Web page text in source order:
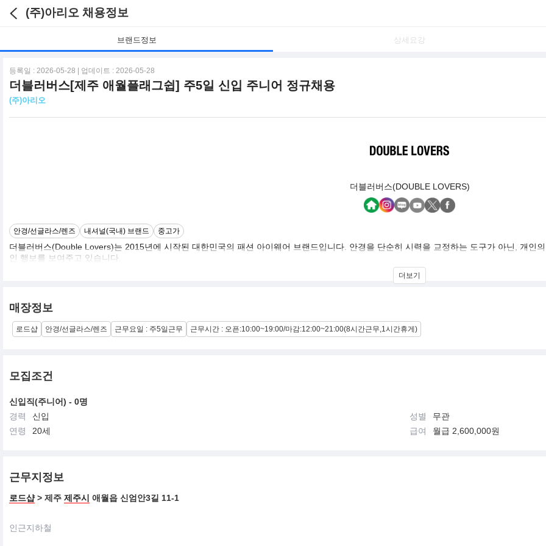
(주)아리오 채용정보
브랜드정보 상세요강
등록일 : 2026-05-28 | 업데이트 : 2026-05-28
더블러버스[제주 애월플래그쉽] 주5일 신입 주니어 정규채용
(주)아리오
더블러버스(DOUBLE LOVERS)
안경/선글라스/렌즈 내셔널(국내) 브랜드 중고가
더블러버스(Double Lovers)는 2015년에 시작된 대한민국의 패션 아이웨어 브랜드입니다. 안경을 단순히 시력을 교정하는 도구가 아닌, 개인
인 행보를 보여주고 있습니다.
Affordable Luxury: 하이패션의 감도를 유지하면서도 합리적인 가격대를 제공하여, 대중이 쉽게 접근할 수 있는 럭셔리 경험을 목표로 합니다.
타겟층: 주로 20~30대 여성을 타겟으로 하며, 실제로 고객의 70~80%가 여성입니다. 최근에는 글로벌 관광객들에게도 인기가 높아 오프라인
을 달성하며 도약하고 있습니다.
더보기
매장정보
로드샵 안경/선글라스/렌즈 근무요일 : 주5일근무 근무시간 : 오픈:10:00~19:00/마감:12:00~21:00(8시간근무,1시간휴게)
모집조건
신입직(주니어) - 0명
경력
신입 성별
무관
연령
20세 급여 월급 2,600,000원
근무지정보
로드샵> 제주 제주시 애월읍 신엄안3길 11-1
인근지하철